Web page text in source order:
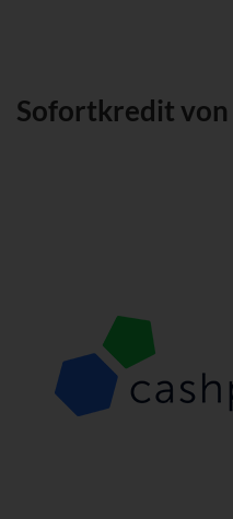
Sofortkredit von